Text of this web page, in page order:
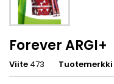
Forever ARGI+
Viite 473 Tuotemerkki